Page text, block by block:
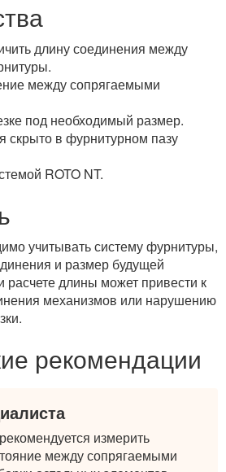
длину соединения между
между сопрягаемыми
под необходимый размер.
скрыто в фурнитурном пазу
ROTO NT.
учитывать систему фурнитуры,
и размер будущей
расчете длины может привести к
механизмов или нарушению
рекомендации
измерить
между сопрягаемыми